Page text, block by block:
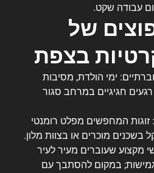
עבודה שקט.
של
בצפת
ימי הולדת, מסיבות
רגעים חגיגיים במרחב סגור
זוגות המחפשים מפלט רומנטי
בשכנים מוכרים או בצוות מלון.
מקצוע שעוברים מעיר לעיר
במקום להסתבך עם